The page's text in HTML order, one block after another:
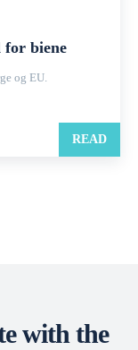
biene
og EU.
READ
with the